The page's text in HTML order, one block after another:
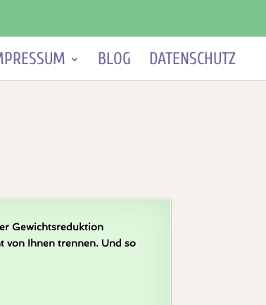
BLOG DATENSCHUTZ
Gewichtsreduktion
von Ihnen trennen. Und so